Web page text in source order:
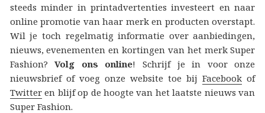
steeds minder in printadvertenties investeert en naar
online promotie van haar merk en producten overstapt.
Wil je toch regelmatig informatie over aanbiedingen,
nieuws, evenementen en kortingen van het merk Super
Fashion?Volg ons online! Schrijf je in voor onze
nieuwsbrief of voeg onze website toe bijFacebook of
Twitteren blijf op de hoogte van het laatste nieuws van
Super Fashion.